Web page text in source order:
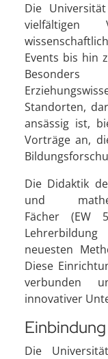
Die
vielfältigen
Events bis hin
Standorten,
ansässig ist,
Vorträge an,
Die Didaktik
und
Fächer
neuesten
Diese
verbunden
innovativer
Die